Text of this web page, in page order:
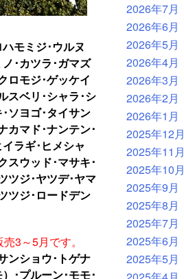
モミジ･ウルヌ
･カツラ･ガマズ
ロモジ･ゲッケイ
スベリ･シャラ･シ
ソヨゴ･タイサン
カマド･ナンテン･
ラギ･ヒメシャ
スウッド･マサキ･
ツジ･ヤツデ･ヤマ
ツジ･ロードデン
3～5月です。
ンショウ･トゲナ
･プルーン･モモ･
2026年7月
2026年6月
2026年5月
2026年4月
2026年3月
2026年2月
2026年1月
2025年12月
2025年11月
2025年10月
2025年9月
2025年8月
2025年7月
2025年6月
2025年5月